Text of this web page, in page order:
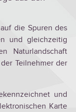
die Spuren des
und gleichzeitig
Naturlandschaft
Teilnehmer der
und
Karte